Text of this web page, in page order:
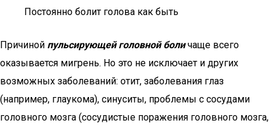
Постоянно болит голова как быть
Причиной пульсирующей головной боличаще всего
оказывается мигрень. Но это не исключает и других
возможных заболеваний: отит, заболевания глаз
(например, глаукома), синуситы, проблемы с сосудами
головного мозга (сосудистые поражения головного мозга,